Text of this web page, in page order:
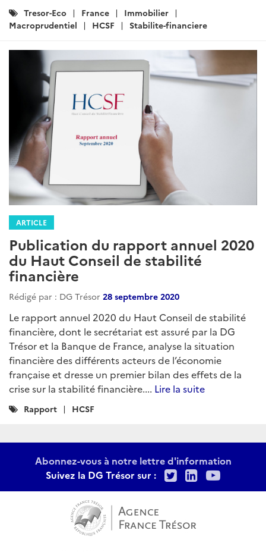
Catégories
:
Tresor-Eco France
Immobilier
Macroprudentiel
HCSF Stabilite-financiere
ARTICLE
Publication du rapport annuel 2020
du Haut Conseil de stabilité
financière
Rédigé par : DG Trésor 28 septembre 2020
Le rapport annuel 2020 du Haut Conseil de stabilité
financière, dont le secrétariat est assuré par la DG
Trésor et la Banque de France, analyse la situation
financière des différents acteurs de l’économie
française et dresse un premier bilan des effets de la
crise sur la stabilité financière.... Lire la suite
Catégories
Rapport HCSF
Abonnez-vous à notre lettre d'information
Suivez la DG Trésor sur :
TwitterLinkedIn